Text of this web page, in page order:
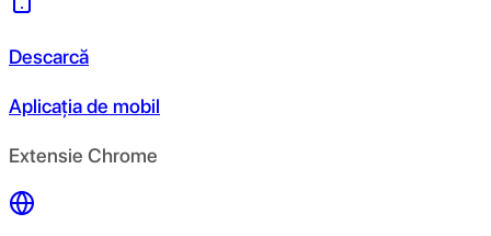
Descarcă
Aplicația de mobil
Extensie Chrome